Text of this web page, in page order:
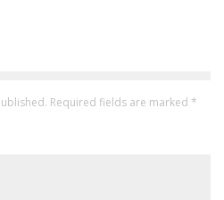
Required fields are marked *